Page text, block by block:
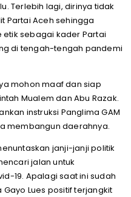
Terlebih lagi, dirinya tidak
Partai Aceh sehingga
sebagai kader Partai
di tengah-tengah pandemi
mohon maaf dan siap
Mualem dan Abu Razak.
instruksi Panglima GAM
membangun daerahnya.
janji-janji politik
jalan untuk
19. Apalagi saat ini sudah
Lues positif terjangkit